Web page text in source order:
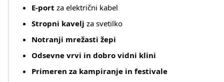
E‑port za električni kabel
Stropni kavelj za svetilko
Notranji mrežasti žepi
Odsevne vrvi in dobro vidni klini
Primeren za kampiranje in festivale